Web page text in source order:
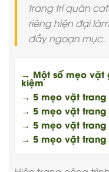
trang trí quán
riêng hiện đại
đầy ngoạn mục.
→ Một số mẹo vặt
kiệm
→ 5 mẹo vặt trang
→ 5 mẹo vặt
→ 5 mẹo vặt trang
→ 5 mẹo vặt trang